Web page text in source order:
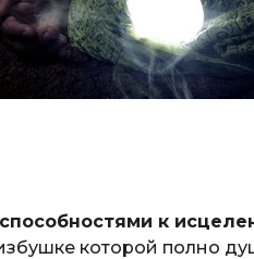
способностями к
которой полно